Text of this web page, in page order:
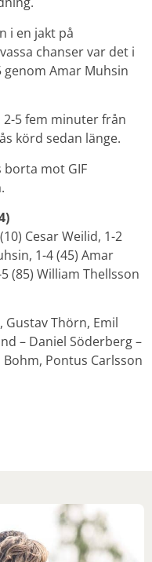
i en jakt på
chanser var det i
Amar Muhsin
5 fem minuter från
körd sedan länge.
mot GIF
Cesar Weilid, 1-2
1-4 (45) Amar
(85) William Thellsson
Gustav Thörn, Emil
– Daniel Söderberg –
Pontus Carlsson